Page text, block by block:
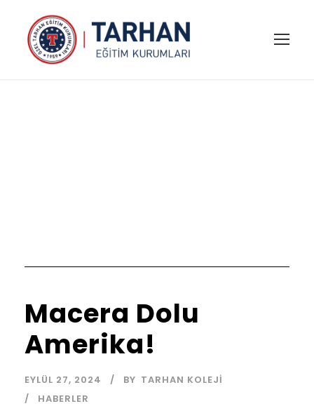
Macera Dolu
Amerika!
EYLÜL 27, 2024 BY TARHAN KOLEJI
HABERLER